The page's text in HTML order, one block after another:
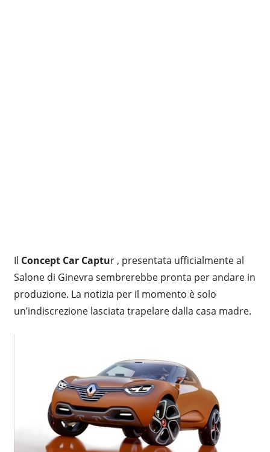
Il Concept Car Captur , presentata ufficialmente al
Salone di Ginevra sembrerebbe pronta per andare in
produzione. La notizia per il momento è solo
un’indiscrezione lasciata trapelare dalla casa madre.